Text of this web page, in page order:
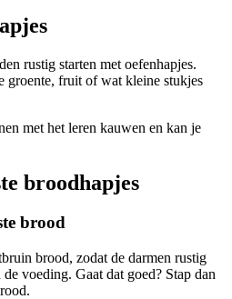
rustig starten met oefenhapjes.
groente, fruit of wat kleine stukjes
met het leren kauwen en kan je
broodhapjes
brood
brood, zodat de darmen rustig
voeding. Gaat dat goed? Stap dan